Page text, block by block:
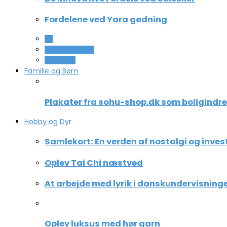
Fordelene ved Yara gødning
Familie og Børn
Plakater fra sohu-shop.dk som
Hobby og Dyr
Samlekort: En verden af nostalgi og
Oplev Tai Chi næstved
At arbejde med lyrik i
Oplev luksus med hør garn